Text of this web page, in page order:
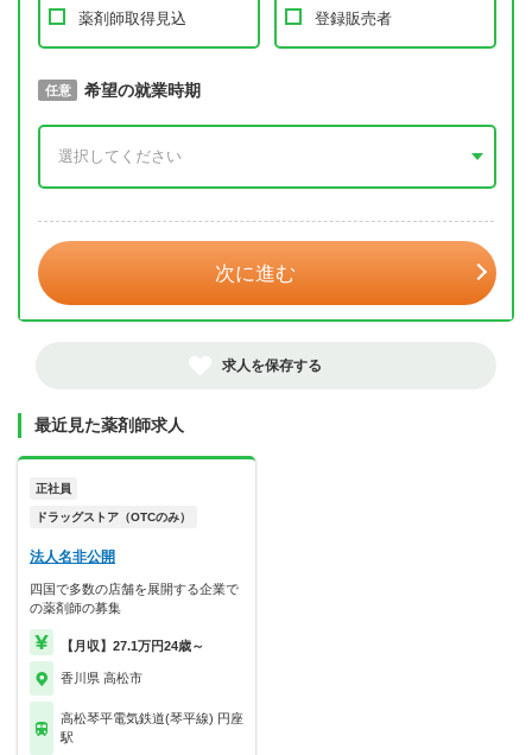
薬剤師取得見込 登録販売者
必須 取得予定年
任意 希望の就業時期
次に進む
求人を保存する
最近見た薬剤師求人
正社員
ドラッグストア（OTCのみ）
法人名非公開
四国で多数の店舗を展開する企業で
の薬剤師の募集
【月収】27.1万円24歳～
香川県 高松市
高松琴平電気鉄道(琴平線) 円座
駅